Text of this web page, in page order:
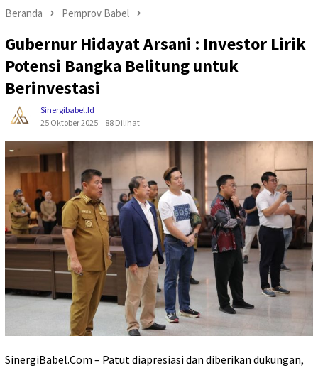
Beranda Pemprov Babel
Gubernur Hidayat Arsani : Investor Lirik
Potensi Bangka Belitung untuk
Berinvestasi
Sinergibabel.id
25 Oktober 2025
88 Dilihat
SinergiBabel.Com – Patut diapresiasi dan diberikan dukungan,